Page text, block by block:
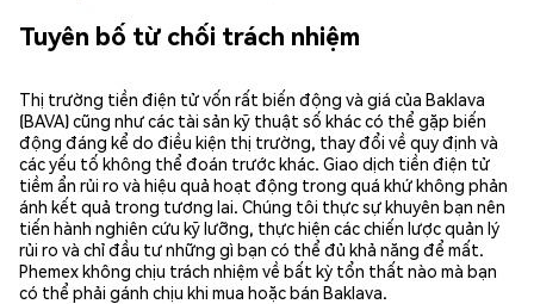
Tuyên bố từ chối trách nhiệm
Thị trường tiền điện tử vốn rất biến động và giá của Baklava
(BAVA) cũng như các tài sản kỹ thuật số khác có thể gặp biến
động đáng kể do điều kiện thị trường, thay đổi về quy định và
các yếu tố không thể đoán trước khác. Giao dịch tiền điện tử
tiềm ẩn rủi ro và hiệu quả hoạt động trong quá khứ không phản
ánh kết quả trong tương lai. Chúng tôi thực sự khuyên bạn nên
tiến hành nghiên cứu kỹ lưỡng, thực hiện các chiến lược quản lý
rủi ro và chỉ đầu tư những gì bạn có thể đủ khả năng để mất.
Phemex không chịu trách nhiệm về bất kỳ tổn thất nào mà bạn
có thể phải gánh chịu khi mua hoặc bán Baklava.